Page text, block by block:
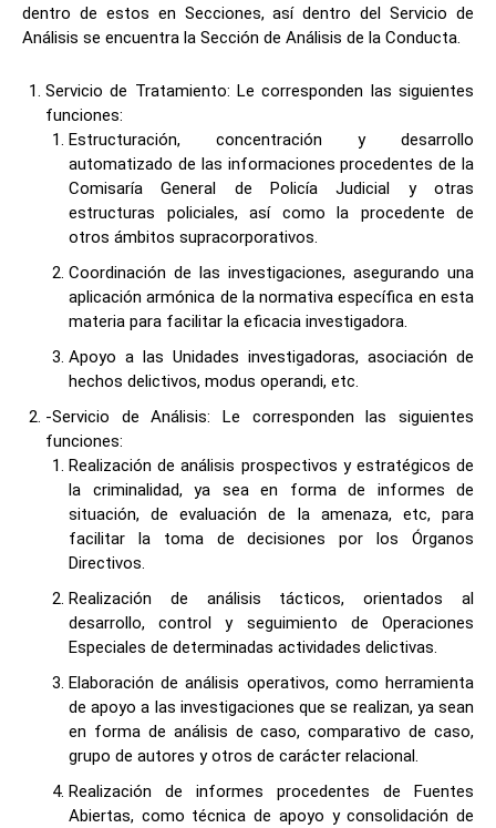
dentro de estos en Secciones, así dentro del Servicio de
Análisis se encuentra la Sección de Análisis de la Conducta.
Servicio de Tratamiento: Le corresponden las siguientes
funciones:
Estructuración, concentración y desarrollo
automatizado de las informaciones procedentes de la
Comisaría General de Policía Judicial y otras
estructuras policiales, así como la procedente de
otros ámbitos supracorporativos.
Coordinación de las investigaciones, asegurando una
aplicación armónica de la normativa específica en esta
materia para facilitar la eficacia investigadora.
Apoyo a las Unidades investigadoras, asociación de
hechos delictivos, modus operandi, etc.
-Servicio de Análisis: Le corresponden las siguientes
funciones:
Realización de análisis prospectivos y estratégicos de
la criminalidad, ya sea en forma de informes de
situación, de evaluación de la amenaza, etc, para
facilitar la toma de decisiones por los Órganos
Directivos.
Realización de análisis tácticos, orientados al
desarrollo, control y seguimiento de Operaciones
Especiales de determinadas actividades delictivas.
Elaboración de análisis operativos, como herramienta
de apoyo a las investigaciones que se realizan, ya sean
en forma de análisis de caso, comparativo de caso,
grupo de autores y otros de carácter relacional.
Realización de informes procedentes de Fuentes
Abiertas, como técnica de apoyo y consolidación de